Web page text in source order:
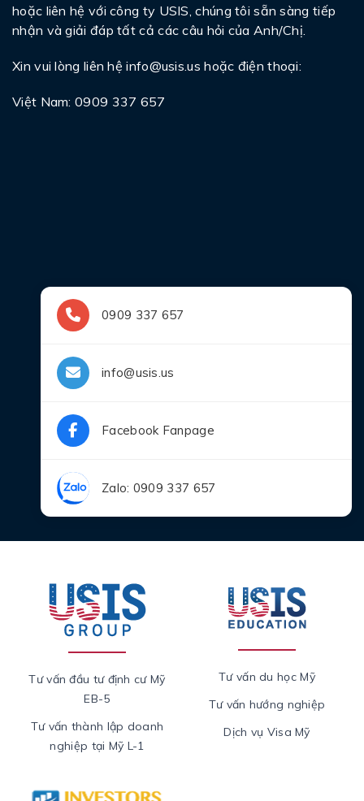
hoặc liên hệ với công ty USIS, chúng tôi sẵn sàng tiếp
nhận và giải đáp tất cả các câu hỏi của Anh/Chị.
Xin vui lòng liên hệinfo@usis.us hoặc điện thoại:
Việt Nam: 0909 337 657
0909 337 657
info@usis.us
Facebook Fanpage
Zalo: 0909 337 657
Tư vấn đầu tư định cư Mỹ
EB-5
Tư vấn thành lập doanh
nghiệp tại Mỹ L-1
Tư vấn du học Mỹ
Tư vấn hướng nghiệp
Dịch vụ Visa Mỹ